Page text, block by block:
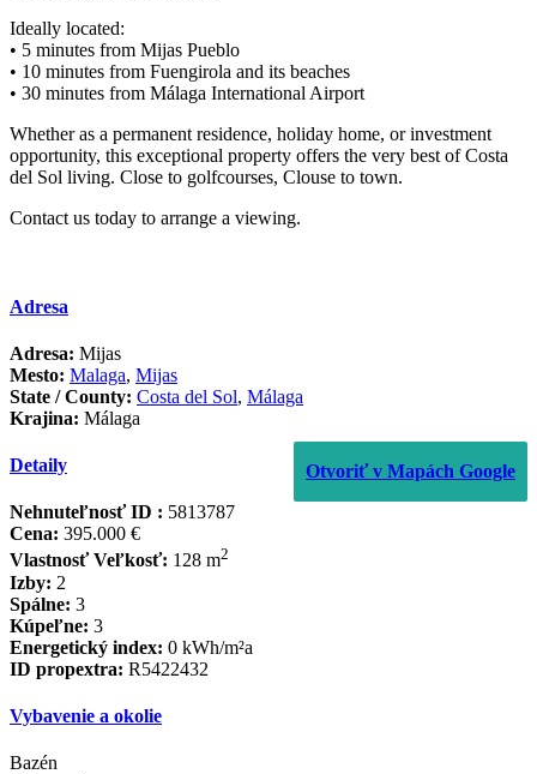
Ideally located:
• 5 minutes from Mijas Pueblo
• 10 minutes from Fuengirola and its beaches
• 30 minutes from Málaga International Airport
Whether as a permanent residence, ‌holiday ‌home, ‌or ‌investment
‌opportunity, this ‌exceptional ‌property offers ‌the very ‌best of Costa
‌del ‌Sol ‌living. Close to ‌golfcourses, ‌Clouse to town.
Contact ‌us ‌today ‌to ‌arrange ‌a ‌viewing.
Adresa
Adresa: Mijas
Mesto: Malaga, Mijas
State / County: Costa del Sol, Málaga
Krajina: Málaga
Otvoriť v Mapách Google
Detaily
Nehnuteľnosť ID : 5813787
Cena: 395.000 €
Vlastnosť Veľkosť: 128 m2
Izby: 2
Spálne: 3
Kúpeľne: 3
Energetický index: 0 kWh/m²a
ID propextra: R5422432
Vybavenie a okolie
Bazén